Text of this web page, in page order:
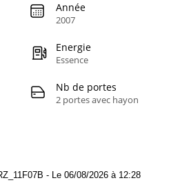
Année
2007
Energie
Essence
Nb de portes
2 portes avec hayon
- Le 06/08/2026 à 12:28